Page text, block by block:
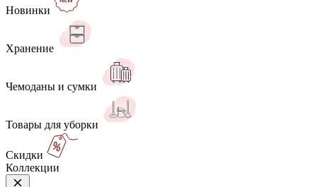
Новинки
Хранение
Чемоданы и сумки
Товары для уборки
Скидки
Коллекции